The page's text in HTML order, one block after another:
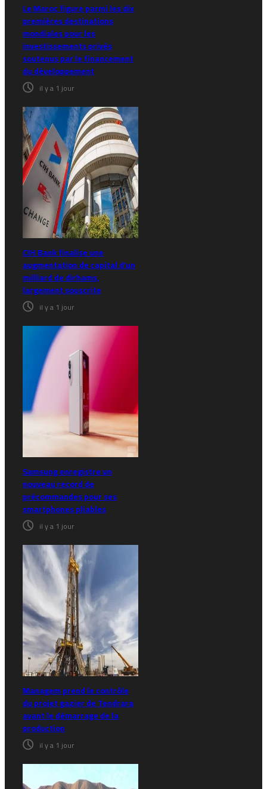
Le Maroc figure parmi les dix
premières destinations
mondiales pour les
investissements privés
soutenus par le financement
du développement
il y a 1 jour
CIH Bank finalise une
augmentation de capital d’un
milliard de dirhams,
largement souscrite
il y a 1 jour
Samsung enregistre un
nouveau record de
précommandes pour ses
smartphones pliables
il y a 1 jour
Managem prend le contrôle
du projet gazier de Tendrara
avant le démarrage de la
production
il y a 1 jour